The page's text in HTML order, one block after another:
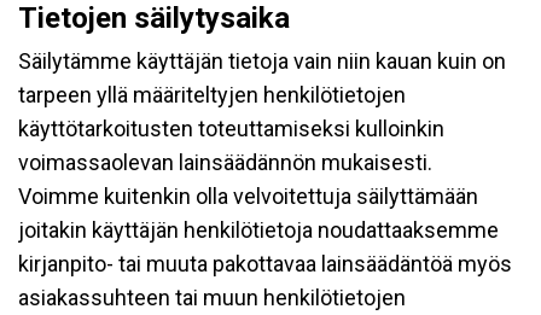
Tietojen säilytysaika
Säilytämme käyttäjän tietoja vain niin kauan kuin on
tarpeen yllä määriteltyjen henkilötietojen
käyttötarkoitusten toteuttamiseksi kulloinkin
voimassaolevan lainsäädännön mukaisesti.
Voimme kuitenkin olla velvoitettuja säilyttämään
joitakin käyttäjän henkilötietoja noudattaaksemme
kirjanpito- tai muuta pakottavaa lainsäädäntöä myös
asiakassuhteen tai muun henkilötietojen